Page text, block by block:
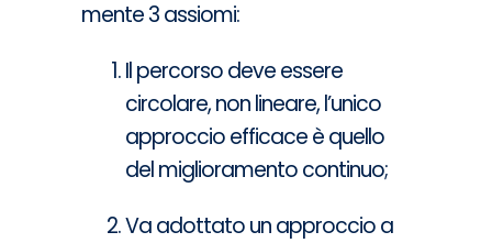
mente 3 assiomi:
Il percorso deve essere
circolare, non lineare, l’unico
approccio efficace è quello
del miglioramento continuo;
Va adottato un approccio a